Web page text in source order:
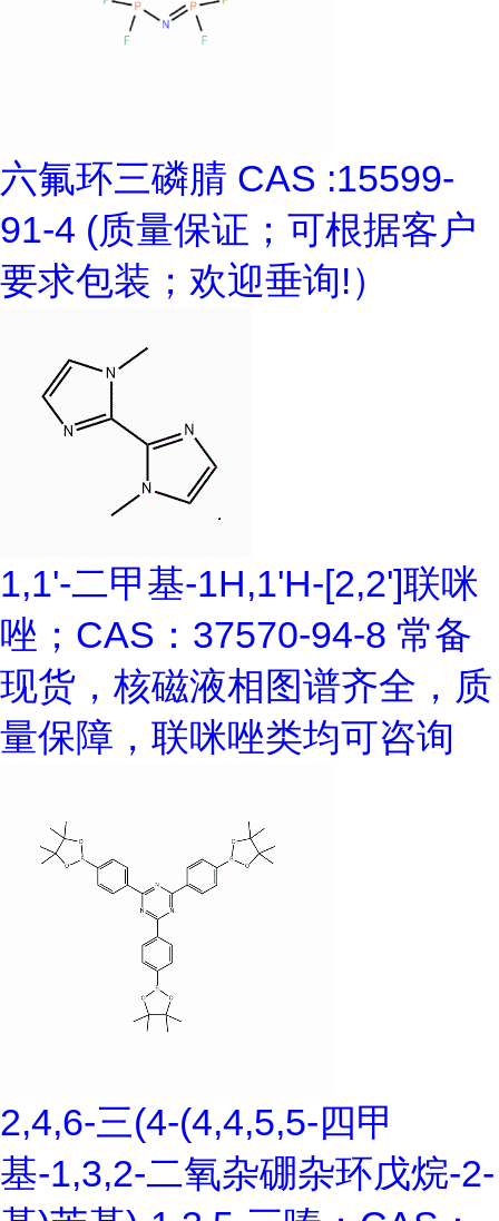
六氟环三磷腈 CAS :15599-
91-4 (质量保证；可根据客户
要求包装；欢迎垂询!）
1,1'-二甲基-1H,1'H-[2,2']联咪
唑；CAS：37570-94-8 常备
现货，核磁液相图谱齐全，质
量保障，联咪唑类均可咨询
2,4,6-三(4-(4,4,5,5-四甲
基-1,3,2-二氧杂硼杂环戊烷-2-